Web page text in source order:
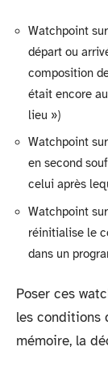
Watchpoint
départ ou
composition
était encore
lieu »)
Watchpoint
en second
celui après
Watchpoint
réinitialise le
dans un
Poser ces
les conditions
mémoire, la